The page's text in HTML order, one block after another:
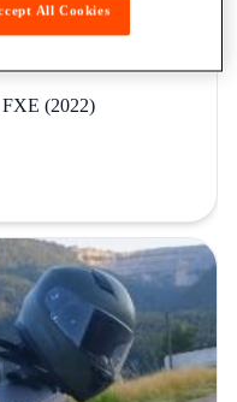
(2022)
All Cookies